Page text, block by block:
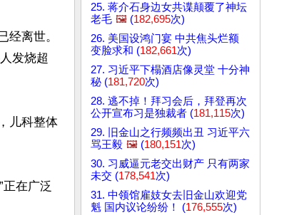
经离世。
发烧超
儿科整体
在广泛
25. 蒋介石身边女共谍颠覆了神坛
老毛 🖼️ (182,695次)
26. 美国设鸿门宴 中共焦头烂额
变脸求和 (182,661次)
27. 习近平下榻酒店像灵堂 十分神
秘 (181,720次)
28. 逃不掉！拜习会后，拜登再次
公开宣布习是独裁者 (181,115次)
29. 旧金山之行频频出丑 习近平六
骂王毅 🖼️ (180,151次)
30. 习威逼元老交出财产 只有两家
未交 (178,541次)
31. 中领馆雇妓女去旧金山欢迎党
魁 国内议论纷纷！ (176,555次)